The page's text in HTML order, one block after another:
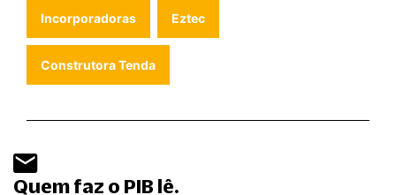
Incorporadoras Eztec
Construtora Tenda
Quem faz o PIB lê.